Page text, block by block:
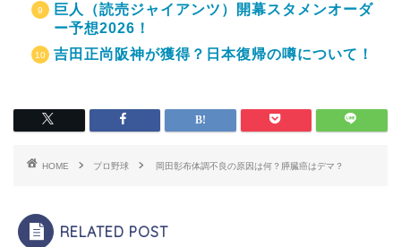
巨人（読売ジャイアンツ）開幕スタメンオーダ
ー予想2026！
吉田正尚阪神が獲得？日本復帰の噂について！
HOME プロ野球 岡田彰布体調不良の原因は何？膵臓癌はデマ？
RELATED POST